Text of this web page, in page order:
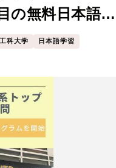
の無料日本語学
科大学 日本語学習